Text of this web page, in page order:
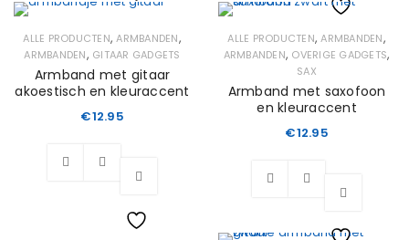
Wishlist
ALLE PRODUCTEN,ARMBANDEN,
ARMBANDEN, GITAAR GADGETS
Armband met gitaar
akoestisch en kleuraccent
€12.95
ALLE PRODUCTEN,ARMBANDEN,
ARMBANDEN, OVERIGE GADGETS,
SAX
Armband met saxofoon
en kleuraccent
€12.95